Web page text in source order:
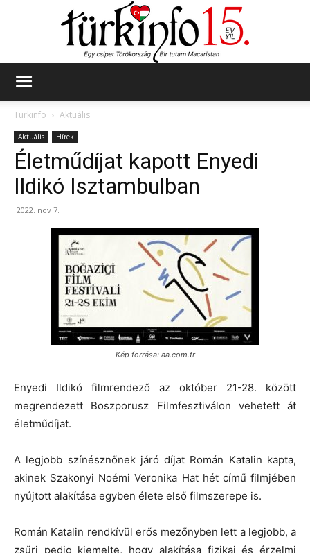
Türkinfo
Aktuális
Aktuális Hírek
Életműdíjat kapott Enyedi
Ildikó Isztambulban
2022. nov 7.
Kép forrása: aa.com.tr
Enyedi Ildikó filmrendező az október 21-28. között
megrendezett Boszporusz Filmfesztiválon vehetett át
életműdíjat.
A legjobb színésznőnek járó díjat Román Katalin kapta,
akinek Szakonyi Noémi Veronika Hat hét című filmjében
nyújtott alakítása egyben élete első filmszerepe is.
Román Katalin rendkívül erős mezőnyben lett a legjobb, a
zsűri pedig kiemelte, hogy alakítása fizikai és érzelmi